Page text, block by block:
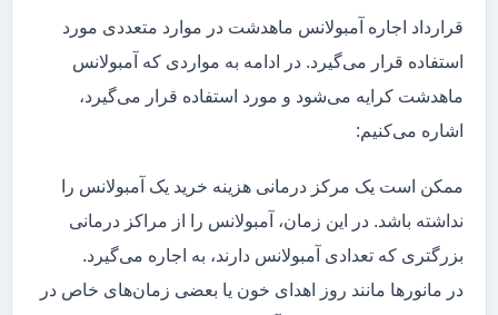
قرارداد اجاره آمبولانس ماهدشت در موارد متعددی مورد
استفاده قرار می‌گیرد. در ادامه به مواردی که آمبولانس
ماهدشت کرایه می‌شود و مورد استفاده قرار می‌گیرد،
اشاره می‌کنیم:
ممکن است یک مرکز درمانی هزینه خرید یک آمبولانس را
نداشته باشد. در این زمان، آمبولانس را از مراکز درمانی
بزرگتری که تعدادی آمبولانس دارند، به اجاره می‌گیرد.
در مانور‌ها مانند روز اهدای خون یا بعضی زمان‌های خاص در